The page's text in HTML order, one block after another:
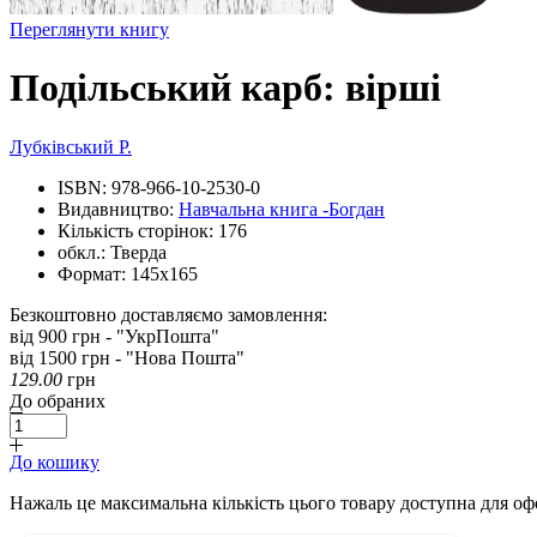
Переглянути книгу
Подільський карб: вірші
Лубківський Р.
ISBN: 978-966-10-2530-0
Видавництво: Навчальна книга -Богдан
Кількість сторінок: 176
обкл.: Тверда
Формат: 145х165
Безкоштовно доставляємо замовлення:
від 900 грн - "УкрПошта"
від 1500 грн - "Нова Пошта"
129.00 грн
До обраних
До кошику
Нажаль це максимальна кількість цього товару доступна для